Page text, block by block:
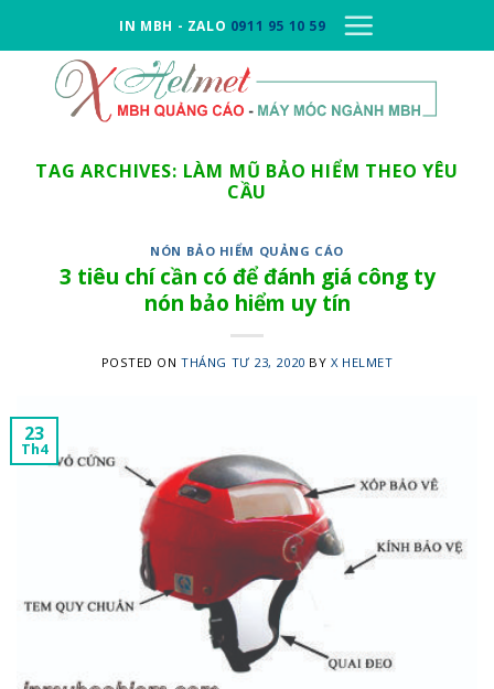
content
IN MBH - ZALO 0911 95 10 59
TAG ARCHIVES: LÀM MŨ BẢO HIỂM THEO YÊU
CẦU
NÓN BẢO HIỂM QUẢNG CÁO
3 tiêu chí cần có để đánh giá công ty
nón bảo hiểm uy tín
POSTED ONTHÁNG TƯ 23, 2020 BY X HELMET
23
Th4